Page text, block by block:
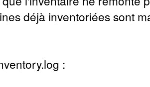
déjà inventoriées sont
: